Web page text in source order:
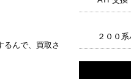
るんで、買取さ